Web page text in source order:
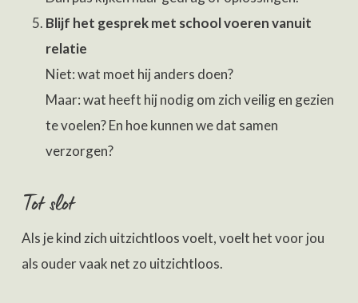
Blijf het gesprek met school voeren vanuit
relatie
Niet: wat moet hij anders doen?
Maar: wat heeft hij nodig om zich veilig en gezien
te voelen? En hoe kunnen we dat samen
verzorgen?
Tot slot
Als je kind zich uitzichtloos voelt, voelt het voor jou
als ouder vaak net zo uitzichtloos.